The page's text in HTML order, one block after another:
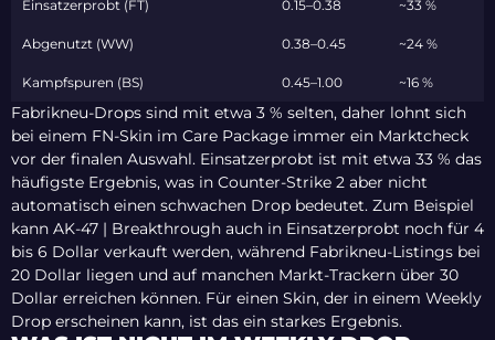
Einsatzerprobt (FT) 0.15–0.38 ~33 %
Abgenutzt (WW) 0.38–0.45 ~24 %
Kampfspuren (BS) 0.45–1.00 ~16 %
Fabrikneu-Drops sind mit etwa 3 % selten, daher lohnt sich
bei einem FN-Skin im Care Package immer ein Marktcheck
vor der finalen Auswahl. Einsatzerprobt ist mit etwa 33 % das
häufigste Ergebnis, was in Counter-Strike 2 aber nicht
automatisch einen schwachen Drop bedeutet. Zum Beispiel
kann AK-47 | Breakthrough auch in Einsatzerprobt noch für 4
bis 6 Dollar verkauft werden, während Fabrikneu-Listings bei
20 Dollar liegen und auf manchen Markt-Trackern über 30
Dollar erreichen können. Für einen Skin, der in einem Weekly
Drop erscheinen kann, ist das ein starkes Ergebnis.